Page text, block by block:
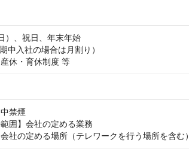
）、祝日、年末年始
中入社の場合は月割り）
休・育休制度 等
禁煙
囲】会社の定める業務
社の定める場所（テレワークを行う場所を含む）